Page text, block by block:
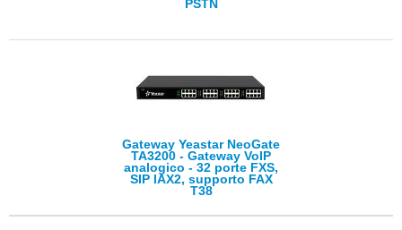
PSTN
Gateway Yeastar NeoGate
TA3200 - Gateway VoIP
analogico - 32 porte FXS,
SIP IAX2, supporto FAX
T38